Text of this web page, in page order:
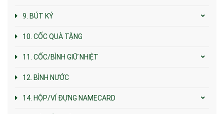
9. BÚT KÝ
10. CỐC QUÀ TẶNG
11. CỐC/BÌNH GIỮ NHIỆT
12. BÌNH NƯỚC
14. HỘP/VÍ ĐỰNG NAMECARD